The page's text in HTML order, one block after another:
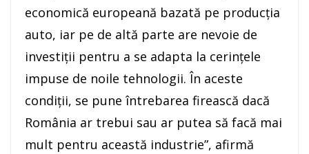
economică europeană bazată pe producţia
auto, iar pe de altă parte are nevoie de
investiţii pentru a se adapta la cerinţele
impuse de noile tehnologii. În aceste
condiţii, se pune întrebarea firească dacă
România ar trebui sau ar putea să facă mai
mult pentru această industrie”, afirmă